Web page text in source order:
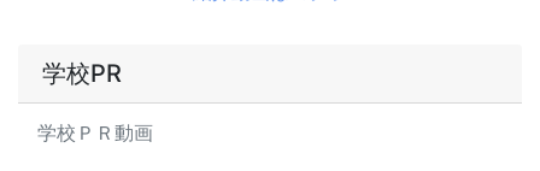
学校PR
学校ＰＲ動画